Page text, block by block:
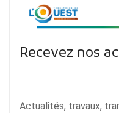
Recevez nos
Actualités, travaux,